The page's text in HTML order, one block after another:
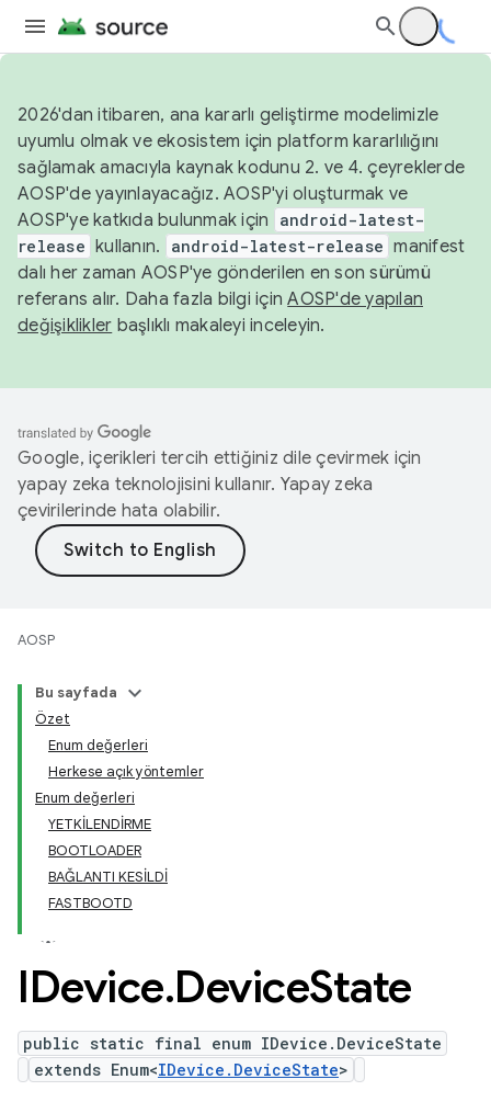
2026'dan itibaren, ana kararlı geliştirme modelimizle
uyumlu olmak ve ekosistem için platform kararlılığını
sağlamak amacıyla kaynak kodunu 2. ve 4. çeyreklerde
AOSP'de yayınlayacağız. AOSP'yi oluşturmak ve
AOSP'ye katkıda bulunmak için
android-latest-
release kullanın. android-latest-release manifest
dalı her zaman AOSP'ye gönderilen en son sürümü
referans alır. Daha fazla bilgi içinAOSP'de yapılan
değişiklikler başlıklı makaleyi inceleyin.
Google, içerikleri tercih ettiğiniz dile çevirmek için
yapay zeka teknolojisini kullanır. Yapay zeka
çevirilerinde hata olabilir.
AOSP
Bu sayfada
Özet
Enum değerleri
Herkese açık yöntemler
Enum değerleri
YETKİLENDİRME
BOOTLOADER
BAĞLANTI KESİLDİ
FASTBOOTD
IDevice.DeviceState
public static final enum IDevice.DeviceState
extends Enum<IDevice.DeviceState>